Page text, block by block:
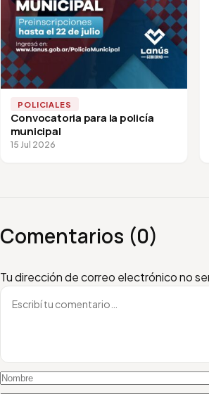
POLICIALES
Convocatoria para la policía
municipal
15 Jul 2026
Comentarios (0)
Tu dirección de correo electrónico no
Escribí tu comentario
Nombre
Email